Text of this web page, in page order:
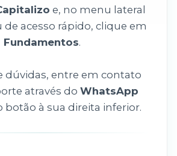
e, no menu lateral
acesso rápido, clique em
Fundamentos.
dúvidas, entre em contato
através do WhatsApp
botão à sua direita inferior.